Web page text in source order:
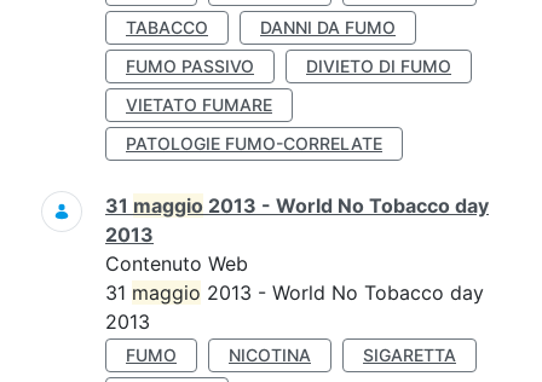
TABACCO
DANNI DA FUMO
FUMO PASSIVO
DIVIETO DI FUMO
VIETATO FUMARE
PATOLOGIE FUMO-CORRELATE
31 maggio 2013 - World No Tobacco day
2013
Contenuto Web
31 maggio 2013 - World No Tobacco day
2013
FUMO NICOTINA
SIGARETTA